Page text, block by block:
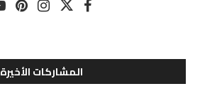
المشاركات الأخيرة